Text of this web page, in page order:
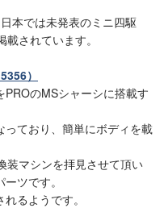
本では未発表のミニ四駆
されています。
）
のMSシャーシに搭載す
ており、簡単にボディを載
装マシンを拝見させて頂い
ツです。
るようです。